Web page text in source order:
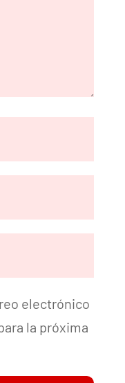
electrónico
la próxima